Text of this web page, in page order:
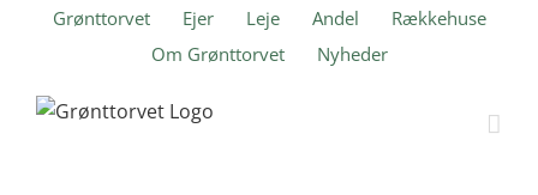
Grønttorvet Ejer Leje Andel
Rækkehuse
Om Grønttorvet
Nyheder